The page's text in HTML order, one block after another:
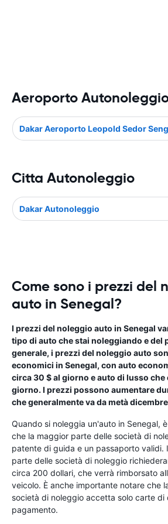
Aeroporto
Dakar Aeroporto Leopold Sedor
Citta Autonoleggio
Dakar Autonoleggio
Come sono i prezzi del
auto in Senegal?
I prezzi del noleggio auto in Senegal
tipo di auto che stai noleggiando e del
generale, i prezzi del noleggio auto
economici in Senegal, con auto
circa 30 $ al giorno e auto di lusso
giorno. I prezzi possono aumentare
che generalmente va da metà
Quando si noleggia un'auto in Senegal,
che la maggior parte delle società di
patente di guida e un passaporto validi.
parte delle società di noleggio
circa 200 dollari, che verrà rimborsato
veicolo. È anche importante notare che
società di noleggio accetta solo carte di
pagamento.